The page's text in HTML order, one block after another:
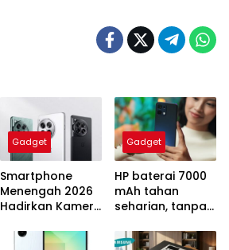
Gadget
Smartphone
Menengah 2026
Hadirkan Kamera
Layar 144Hz
Gadget
HP baterai 7000
mAh tahan
seharian, tanpa